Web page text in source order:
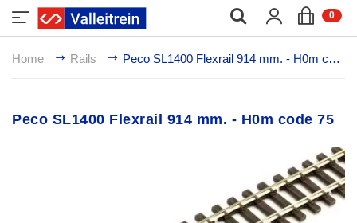
0;
Home Rails Peco SL1400 Flexrail 914 mm. - H0m code 75
Peco SL1400 Flexrail 914 mm. - H0m code 75